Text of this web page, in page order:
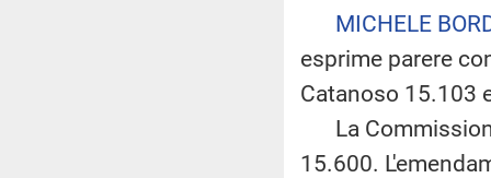
MICHELE
esprime parere
Catanoso 15.103
La
15.600.